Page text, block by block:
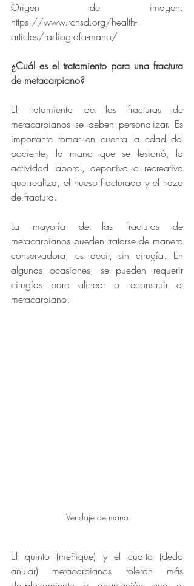
Origen de imagen:
https://www.rchsd.org/health-
articles/radiografa-mano/
¿Cuál es el tratamiento para una fractura
de metacarpiano?
El tratamiento de las fracturas de
metacarpianos se deben personalizar. Es
importante tomar en cuenta la edad del
paciente, la mano que se lesionó, la
actividad laboral, deportiva o recreativa
que realiza, el hueso fracturado y el trazo
de fractura.
La mayoría de las fracturas de
metacarpianos pueden tratarse de manera
conservadora, es decir, sin cirugía. En
algunas ocasiones, se pueden requerir
cirugías para alinear o reconstruir el
metacarpiano.
Vendaje de mano
El quinto (meñique) y el cuarto (dedo
anular) metacarpianos toleran más